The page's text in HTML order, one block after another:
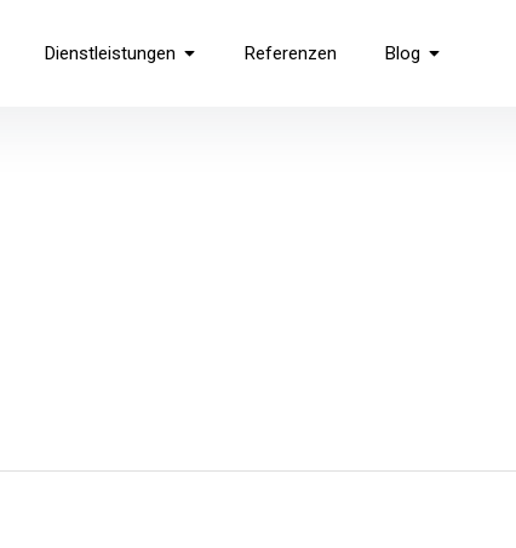
Dienstleistungen Referenzen Blog